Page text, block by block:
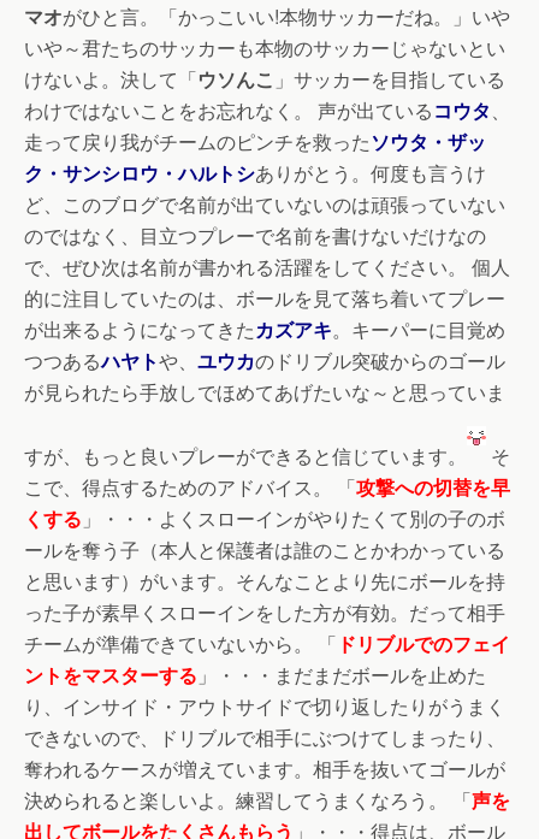
マオがひと言。「かっこいい!本物サッカーだね。
」いや
いや～君たちのサッカーも本物のサッカーじゃないとい
けないよ。決して「ウソんこ 」サッカーを目指している
わけではないことをお忘れなく。 声が出ているコウタ、
走って戻り我がチームのピンチを救ったソウタ・ザッ
ク・サンシロウ・ハルトシありがとう。何度も言うけ
ど、このブログで名前が出ていないのは頑張っていない
のではなく、目立つプレーで名前を書けないだけなの
で、ぜひ次は名前が書かれる活躍をしてください。 個人
的に注目していたのは、ボールを見て落ち着いてプレー
が出来るようになってきたカズアキ。キーパーに目覚め
つつあるハヤトや、 ユウカのドリブル突破からのゴール
が見られたら手放しでほめてあげたいな～と思っていま
すが、もっと良いプレーができると信じています。
そ
こで、得点するためのアドバイス。 「攻撃への切替を早
くする 」・・・よくスローインがやりたくて別の子のボ
ールを奪う子（本人と保護者は誰のことかわかっている
と思います）がいます。そんなことより先にボールを持
った子が素早くスローインをした方が有効。だって相手
チームが準備できていないから。 「 ドリブルでのフェイ
ントをマスターする 」・・・まだまだボールを止めた
り、インサイド・アウトサイドで切り返したりがうまく
できないので、ドリブルで相手にぶつけてしまったり、
奪われるケースが増えています。相手を抜いてゴールが
決められると楽しいよ。練習してうまくなろう。 「声を
出してボールをたくさんもらう 」・・・得点は、ボール